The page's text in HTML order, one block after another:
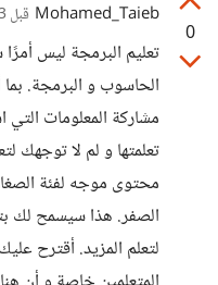
0
Mohamed_Taieb قبل 3 سنوات
تعليم البرمجة ليس
الحاسوب و البرمجة.
مشاركة المعلومات التي
تعلمتها و لم لا توجهك
محتوى موجه لفئة
الصفر. هذا سيسمح لك
لتعلم المزيد. أقترح